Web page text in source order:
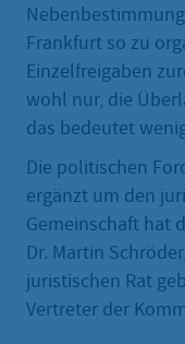
Frankfurt so zu
Einzelfreigaben
wohl nur, die
das bedeutet
Die politischen
ergänzt um den
Gemeinschaft hat
Dr. Martin
juristischen Rat
Vertreter der